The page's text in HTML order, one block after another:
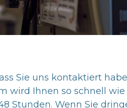
Sie uns kontaktiert
wird Ihnen so schnell
Stunden. Wenn Sie